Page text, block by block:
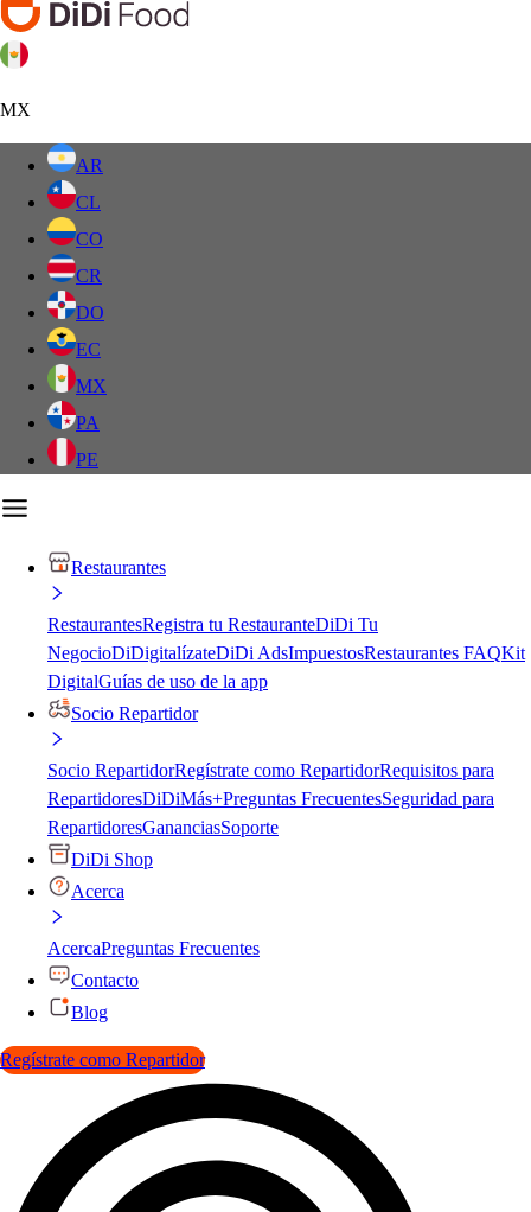
MX
AR
CL
CO
CR
DO
EC
MX
PA
PE
Restaurantes
RestaurantesRegistra tu RestauranteDiDi Tu
NegocioDiDigitalízateDiDi AdsImpuestosRestaurantes FAQKit
DigitalGuías de uso de la app
Socio Repartidor
Socio RepartidorRegístrate como RepartidorRequisitos para
RepartidoresDiDiMás+Preguntas FrecuentesSeguridad para
RepartidoresGananciasSoporte
DiDi Shop
Acerca
AcercaPreguntas Frecuentes
Contacto
Blog
Regístrate como Repartidor